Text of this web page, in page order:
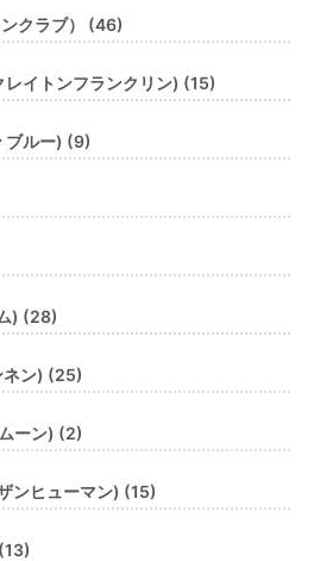
クラブ） (46)
イトンフランクリン) (15)
ブルー) (9)
) (28)
ン) (25)
ーン) (2)
ンヒューマン) (15)